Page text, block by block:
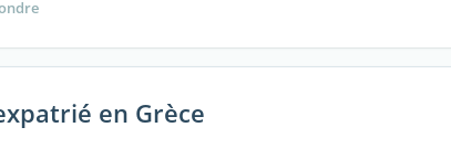
en Grèce